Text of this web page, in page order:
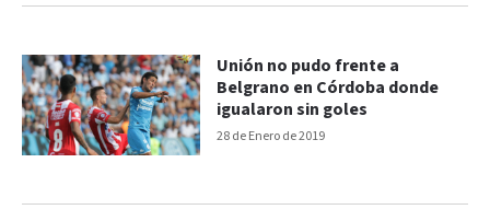
28 de Enero de 2019
Unión no pudo frente a
Belgrano en Córdoba donde
igualaron sin goles